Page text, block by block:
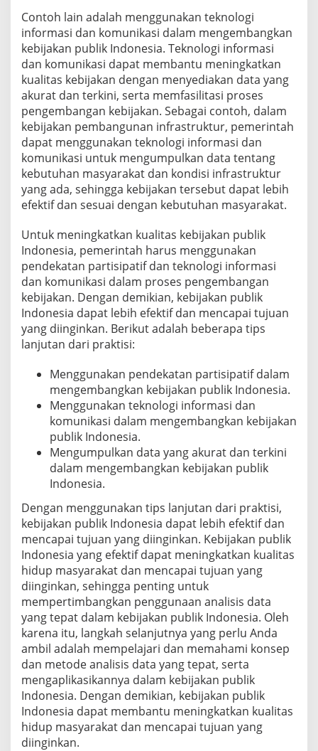
Contoh lain adalah menggunakan teknologi
informasi dan komunikasi dalam mengembangkan
kebijakan publik Indonesia. Teknologi informasi
dan komunikasi dapat membantu meningkatkan
kualitas kebijakan dengan menyediakan data yang
akurat dan terkini, serta memfasilitasi proses
pengembangan kebijakan. Sebagai contoh, dalam
kebijakan pembangunan infrastruktur, pemerintah
dapat menggunakan teknologi informasi dan
komunikasi untuk mengumpulkan data tentang
kebutuhan masyarakat dan kondisi infrastruktur
yang ada, sehingga kebijakan tersebut dapat lebih
efektif dan sesuai dengan kebutuhan masyarakat.
Untuk meningkatkan kualitas kebijakan publik
Indonesia, pemerintah harus menggunakan
pendekatan partisipatif dan teknologi informasi
dan komunikasi dalam proses pengembangan
kebijakan. Dengan demikian, kebijakan publik
Indonesia dapat lebih efektif dan mencapai tujuan
yang diinginkan. Berikut adalah beberapa tips
lanjutan dari praktisi:
Menggunakan pendekatan partisipatif dalam
mengembangkan kebijakan publik Indonesia.
Menggunakan teknologi informasi dan
komunikasi dalam mengembangkan kebijakan
publik Indonesia.
Mengumpulkan data yang akurat dan terkini
dalam mengembangkan kebijakan publik
Indonesia.
Dengan menggunakan tips lanjutan dari praktisi,
kebijakan publik Indonesia dapat lebih efektif dan
mencapai tujuan yang diinginkan. Kebijakan publik
Indonesia yang efektif dapat meningkatkan kualitas
hidup masyarakat dan mencapai tujuan yang
diinginkan, sehingga penting untuk
mempertimbangkan penggunaan analisis data
yang tepat dalam kebijakan publik Indonesia. Oleh
karena itu, langkah selanjutnya yang perlu Anda
ambil adalah mempelajari dan memahami konsep
dan metode analisis data yang tepat, serta
mengaplikasikannya dalam kebijakan publik
Indonesia. Dengan demikian, kebijakan publik
Indonesia dapat membantu meningkatkan kualitas
hidup masyarakat dan mencapai tujuan yang
diinginkan.